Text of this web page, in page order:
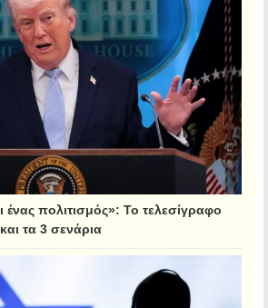
πολιτισμός»: Το τελεσίγραφο
τα 3 σενάρια